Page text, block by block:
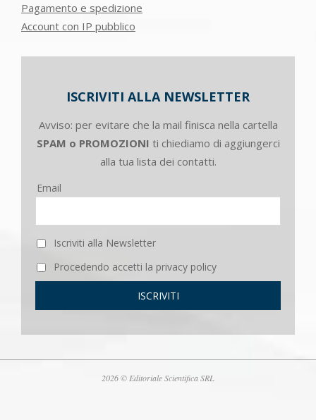
Pagamento e spedizione
Account con IP pubblico
ISCRIVITI ALLA NEWSLETTER
Avviso: per evitare che la mail finisca nella cartella
SPAM o PROMOZIONI ti chiediamo di aggiungerci
alla tua lista dei contatti.
Email
Iscriviti alla Newsletter
Procedendo accetti la privacy policy
2026 © Editoriale Scientifica SRL